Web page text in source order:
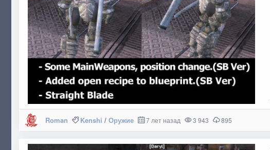
Roman Kenshi / Оружие 7 лет назад 3 943 895